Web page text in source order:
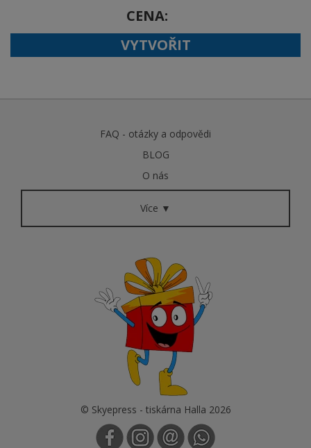
CENA
VYTVOŘIT
FAQ - otázky a odpovědi
BLOG
O nás
Více ▼
© Skyepress - tiskárna Halla 2026